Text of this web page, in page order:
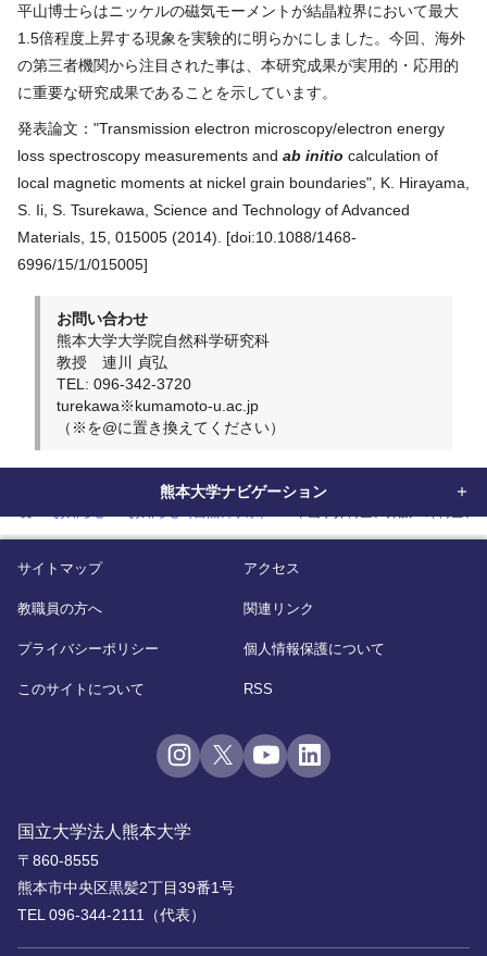
平山博士らはニッケルの磁気モーメントが結晶粒界において最大
1.5倍程度上昇する現象を実験的に明らかにしました。今回、海外
の第三者機関から注目された事は、本研究成果が実用的・応用的
に重要な研究成果であることを示しています。
発表論文："Transmission electron microscopy/electron energy
loss spectroscopy measurements and ab initio calculation of
local magnetic moments at nickel grain boundaries", K. Hirayama,
S. Ii, S. Tsurekawa, Science and Technology of Advanced
Materials, 15, 015005 (2014). [doi:10.1088/1468-
6996/15/1/015005]
お問い合わせ
熊本大学大学院自然科学研究科
教授 連川 貞弘
TEL: 096-342-3720
turekawa※kumamoto-u.ac.jp
（※を@に置き換えてください）
熊本大学ナビゲーション
国立大学法人熊本大学
〒860-8555
熊本市中央区黒髪2丁目39番1号
TEL 096-344-2111（代表）
サイトマップ アクセス
教職員の方へ 関連リンク
プライバシーポリシー 個人情報保護について
このサイトについて RSS